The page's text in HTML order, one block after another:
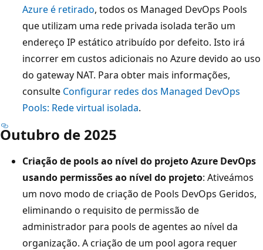
Azure é retirado, todos os Managed DevOps Pools
que utilizam uma rede privada isolada terão um
endereço IP estático atribuído por defeito. Isto irá
incorrer em custos adicionais no Azure devido ao uso
do gateway NAT. Para obter mais informações,
consulte Configurar redes dos Managed DevOps
Pools: Rede virtual isolada.
Outubro de 2025
Criação de pools ao nível do projeto Azure DevOps
usando permissões ao nível do projeto: Ativeámos
um novo modo de criação de Pools DevOps Geridos,
eliminando o requisito de permissão de
administrador para pools de agentes ao nível da
organização. A criação de um pool agora requer